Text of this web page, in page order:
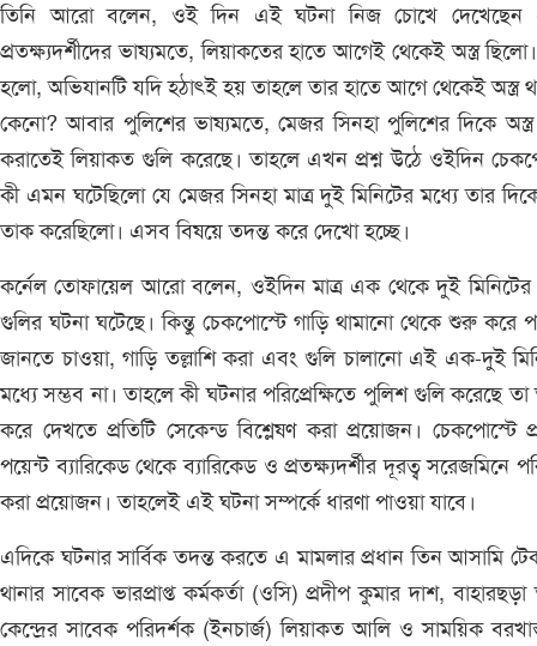
তিনি আরো বলেন, ওই দিন এই ঘটনা নিজ চোখে দেখেছেন
প্রতক্ষ্যদর্শীদের ভাষ্যমতে, লিয়াকতের হাতে আগেই থেকেই অস্ত্র
হলো, অভিযানটি যদি হঠাৎই হয় তাহলে তার হাতে আগে থেকেই অস্ত্র
কেনো? আবার পুলিশের ভাষ্যমতে, মেজর সিনহা পুলিশের দিকে
করাতেই লিয়াকত গুলি করেছে। তাহলে এখন প্রশ্ন উঠে ওইদিন
কী এমন ঘটেছিলো যে মেজর সিনহা মাত্র দুই মিনিটের মধ্যে তার দিকে
তাক করেছিলো। এসব বিষয়ে তদন্ত করে দেখো হচ্ছে।
কর্নেল তোফায়েল আরো বলেন, ওইদিন মাত্র এক থেকে দুই মিনিটের
গুলির ঘটনা ঘটেছে। কিন্তু চেকপোস্টে গাড়ি থামানো থেকে শুরু করে
জানতে চাওয়া, গাড়ি তল্লাশি করা এবং গুলি চালানো এই এক-দুই
মধ্যে সম্ভব না। তাহলে কী ঘটনার পরিপ্রেক্ষিতে পুলিশ গুলি করেছে তা
করে দেখতে প্রতিটি সেকেন্ড বিশ্লেষণ করা প্রয়োজন। চেকপোস্টে
পয়েন্ট ব্যারিকেড থেকে ব্যারিকেড ও প্রতক্ষ্যদর্শীর দূরত্ব সরেজমিনে
করা প্রয়োজন। তাহলেই এই ঘটনা সম্পর্কে ধারণা পাওয়া যাবে।
এদিকে ঘটনার সার্বিক তদন্ত করতে এ মামলার প্রধান তিন আসামি
থানার সাবেক ভারপ্রাপ্ত কর্মকর্তা (ওসি) প্রদীপ কুমার দাশ, বাহারছড়া
কেন্দ্রের সাবেক পরিদর্শক (ইনচার্জ) লিয়াকত আলি ও সাময়িক